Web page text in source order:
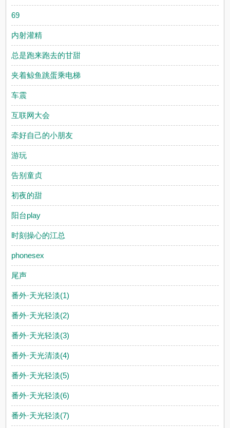
69
内射灌精
总是跑来跑去的甘甜
夹着鲸鱼跳蛋乘电梯
车震
互联网大会
牵好自己的小朋友
游玩
告别童贞
初夜的甜
阳台play
时刻操心的江总
phonesex
尾声
番外·天光轻淡(1)
番外·天光轻淡(2)
番外·天光轻淡(3)
番外·天光清淡(4)
番外·天光轻淡(5)
番外·天光轻淡(6)
番外·天光轻淡(7)